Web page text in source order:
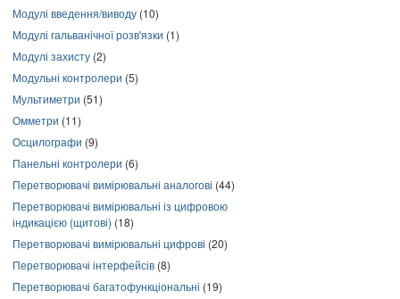
Модулі введення/виводу (10)
Модулі гальванічної розв'язки (1)
Модулі захисту (2)
Модульні контролери (5)
Мультиметри (51)
Омметри (11)
Осцилографи (9)
Панельні контролери (6)
Перетворювачі вимірювальні аналогові (44)
Перетворювачі вимірювальні із цифровою
індикацією (щитові) (18)
Перетворювачі вимірювальні цифрові (20)
Перетворювачі інтерфейсів (8)
Перетворювачі багатофункціональні (19)